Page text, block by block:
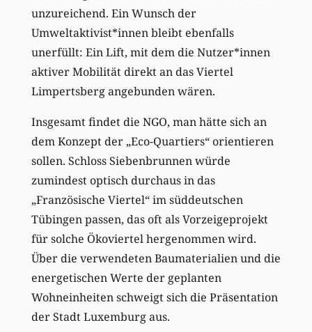
unzureichend. Ein Wunsch der
Umweltaktivist*innen bleibt ebenfalls
unerfüllt: Ein Lift, mit dem die Nutzer*innen
aktiver Mobilität direkt an das Viertel
Limpertsberg angebunden wären.
Insgesamt findet die NGO, man hätte sich an
dem Konzept der „Eco-Quartiers“ orientieren
sollen. Schloss Siebenbrunnen würde
zumindest optisch durchaus in das
„Französische Viertel“ im süddeutschen
Tübingen passen, das oft als Vorzeigeprojekt
für solche Ökoviertel hergenommen wird.
Über die verwendeten Baumaterialien und die
energetischen Werte der geplanten
Wohneinheiten schweigt sich die Präsentation
der Stadt Luxemburg aus.